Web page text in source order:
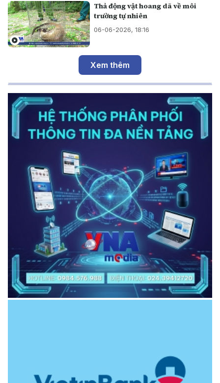
Thả động vật hoang dã về môi
trường tự nhiên
06-06-2026, 18:16
Xem thêm